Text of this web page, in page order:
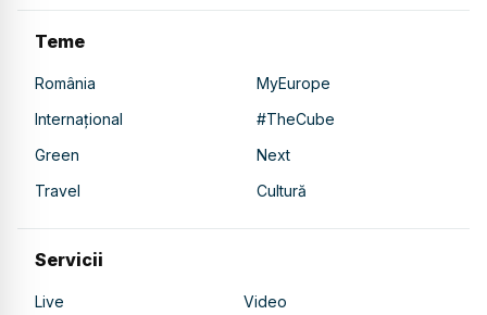
Teme
România
MyEurope
Internațional
#TheCube
Green
Next
Travel
Cultură
Servicii
Live Video